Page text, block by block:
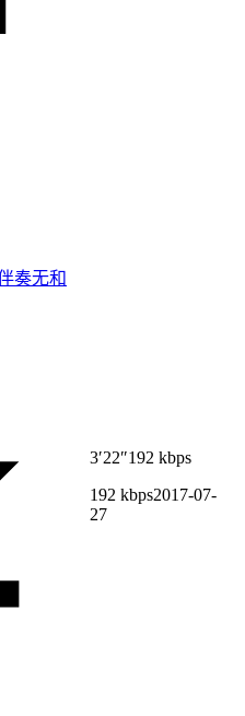
奏无和
3′22″192 kbps
192 kbps2017-07-
27